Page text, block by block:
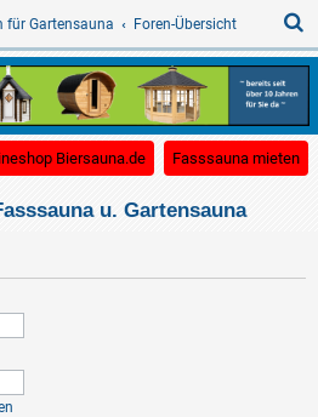
für Gartensauna Foren-Übersicht
u
new tab)Biersauna.de(Opens a new tab)
Fasssauna mieten
u. Gartensauna